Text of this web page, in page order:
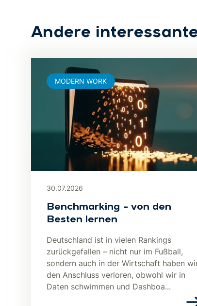
Andere
30.07.2026
Benchmarking – von den
Besten lernen
Deutschland ist in vielen Rankings
zurückgefallen – nicht nur im Fußball,
sondern auch in der Wirtschaft haben
den Anschluss verloren, obwohl wir in
Daten schwimmen und Dashboa...
MODERN WORK